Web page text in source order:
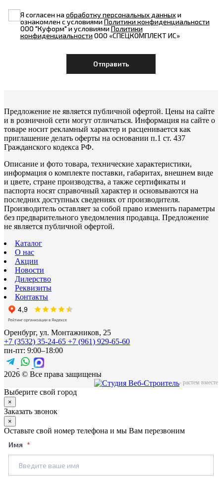
Я согласен наобработку персональных данныхи
ознакомлен с условиямиПолитики конфиденциальности
ООО "Куформ" и условиямиПолитики
конфиденциальностиООО «СПЕЦКОМПЛЕКТ ИС»
Предложение не является публичной офертой. Цены на сайте
и в розничной сети могут отличаться. Информация на сайте о
товаре носит рекламный характер и расценивается как
приглашение делать оферты на основании п.1 ст. 437
Гражданского кодекса РФ.
Описание и фото товара, технические характеристики,
информация о комплекте поставки, габаритах, внешнем виде
и цвете, стране производства, а также сертификаты и
паспорта носят справочный характер и основываются на
последних доступных сведениях от производителя.
Производитель оставляет за собой право изменить параметры
без предварительного уведомления продавца. Предложение
не является публичной офертой.
Каталог
О нас
Акции
Новости
Дилерство
Реквизиты
Контакты
Оренбург, ул. Монтажников, 25
+7 (3532) 35-24-65 +7 (961) 929-65-60
пн-пт: 9:00–18:00
2026 © Все права защищены
- растем вместе
Выберите свой город
×
Заказать звонок
×
Оставьте свой номер телефона и мы Вам перезвоним
Имя